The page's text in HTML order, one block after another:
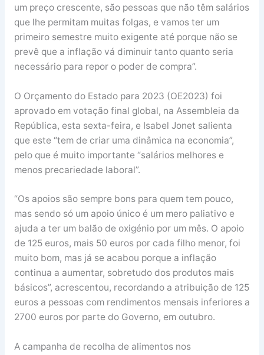
um preço crescente, são pessoas que não têm salários
que lhe permitam muitas folgas, e vamos ter um
primeiro semestre muito exigente até porque não se
prevê que a inflação vá diminuir tanto quanto seria
necessário para repor o poder de compra”.
O Orçamento do Estado para 2023 (OE2023) foi
aprovado em votação final global, na Assembleia da
República, esta sexta-feira, e Isabel Jonet salienta
que este “tem de criar uma dinâmica na economia”,
pelo que é muito importante “salários melhores e
menos precariedade laboral”.
“Os apoios são sempre bons para quem tem pouco,
mas sendo só um apoio único é um mero paliativo e
ajuda a ter um balão de oxigénio por um mês. O apoio
de 125 euros, mais 50 euros por cada filho menor, foi
muito bom, mas já se acabou porque a inflação
continua a aumentar, sobretudo dos produtos mais
básicos”, acrescentou, recordando a atribuição de 125
euros a pessoas com rendimentos mensais inferiores a
2700 euros por parte do Governo, em outubro.
A campanha de recolha de alimentos nos